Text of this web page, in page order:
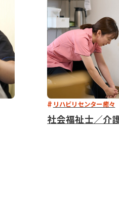
リハビリセンター癒々
社会福祉士／介